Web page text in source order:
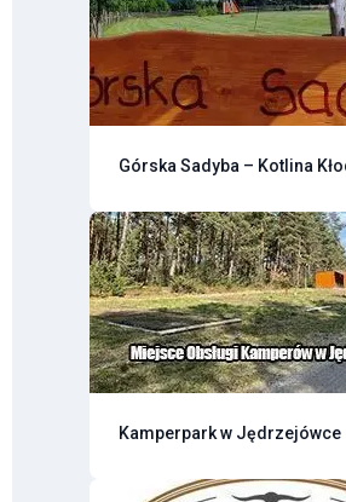
Górska Sadyba – Kotlina
Kamperpark w Jędrzejówce